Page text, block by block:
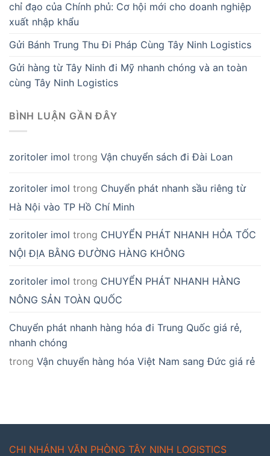
chỉ đạo của Chính phủ: Cơ hội mới cho doanh nghiệp
xuất nhập khẩu
Gửi Bánh Trung Thu Đi Pháp Cùng Tây Ninh Logistics
Gửi hàng từ Tây Ninh đi Mỹ nhanh chóng và an toàn
cùng Tây Ninh Logistics
BÌNH LUẬN GẦN ĐÂY
zoritoler imol trong Vận chuyển sách đi Đài Loan
zoritoler imol trong Chuyển phát nhanh sầu riêng từ
Hà Nội vào TP Hồ Chí Minh
zoritoler imol trong CHUYỂN PHÁT NHANH HỎA TỐC
NỘI ĐỊA BẰNG ĐƯỜNG HÀNG KHÔNG
zoritoler imol trong CHUYỂN PHÁT NHANH HÀNG
NÔNG SẢN TOÀN QUỐC
Chuyển phát nhanh hàng hóa đi Trung Quốc giá rẻ,
nhanh chóng
trong Vận chuyển hàng hóa Việt Nam sang Đức giá rẻ
CHI NHÁNH VĂN PHÒNG TÂY NINH LOGISTICS